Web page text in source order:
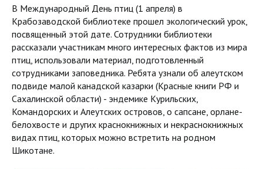
В Международный День птиц (1 апреля) в
Крабозаводской библиотеке прошел экологический урок,
посвященный этой дате. Сотрудники библиотеки
рассказали участникам много интересных фактов из мира
птиц, использовали материал, подготовленный
сотрудниками заповедника. Ребята узнали об алеутском
подвиде малой канадской казарки (Красные книги РФ и
Сахалинской области) - эндемике Курильских,
Командорских и Алеутских островов, о сапсане, орлане-
белохвосте и других краснокнижных и некраснокнижных
видах птиц, которых можно встретить на родном
Шикотане.